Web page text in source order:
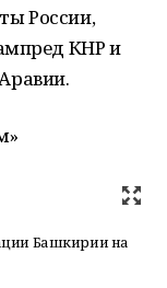
России,
КНР и
Башкирии на